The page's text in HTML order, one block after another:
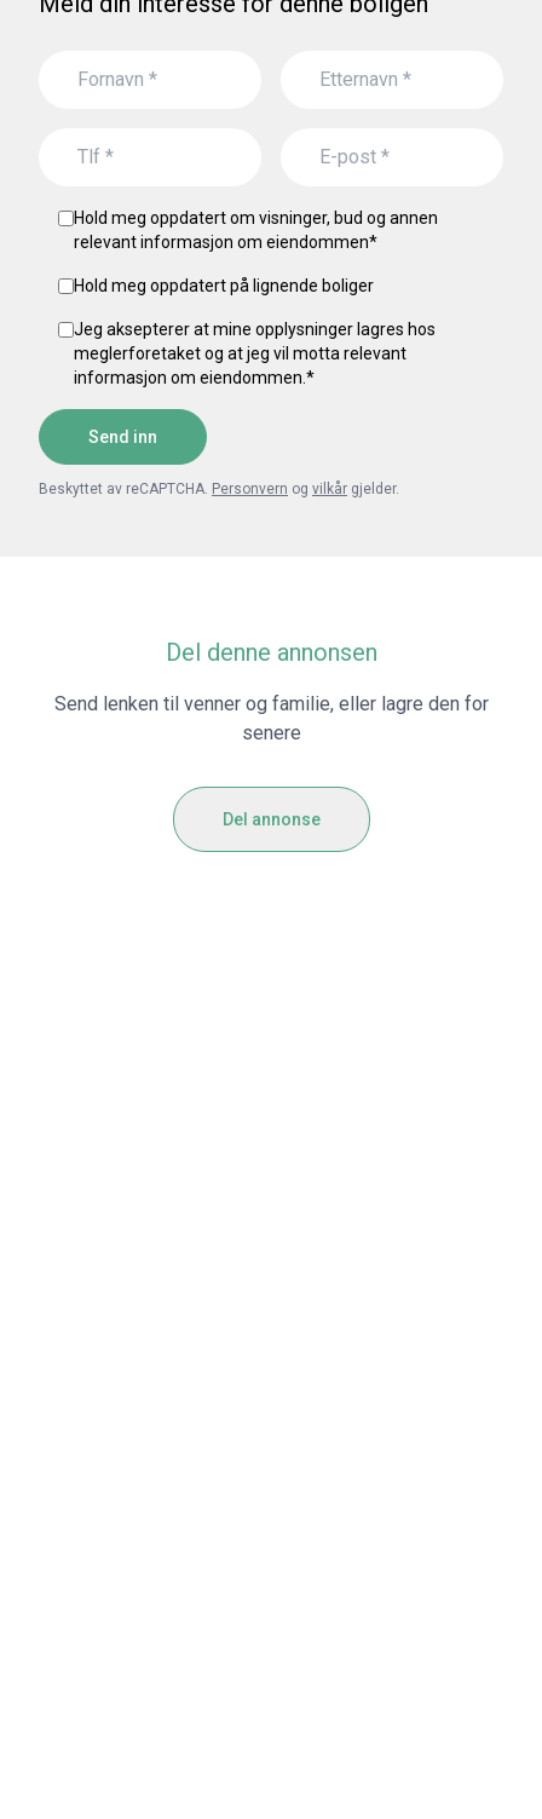
Hold meg oppdatert om visninger, bud og annen
relevant informasjon om eiendommen*
Hold meg oppdatert på lignende boliger
Jeg aksepterer at mine opplysninger lagres hos
meglerforetaket og at jeg vil motta relevant
informasjon om eiendommen. *
Send inn
Beskyttet av reCAPTCHA. Personvern og vilkår gjelder.
Del denne annonsen
Send lenken til venner og familie, eller lagre den for
senere
Del annonse